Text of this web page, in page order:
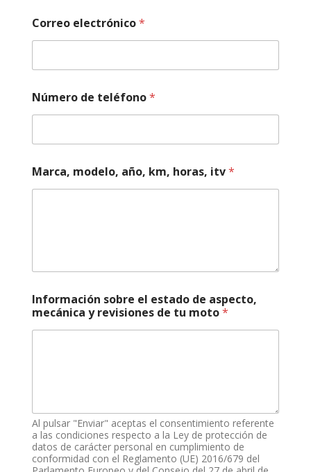
Correo electrónico*
Número de teléfono*
Marca, modelo, año, km, horas, itv*
s
p
e
l
é
f
o
Información sobre el estado de aspecto,
mecánica y revisiones de tu moto*
Al pulsar "Enviar" aceptas el consentimiento referente
a las condiciones respecto a la Ley de protección de
datos de carácter personal en cumplimiento de
conformidad con el Reglamento (UE) 2016/679 del